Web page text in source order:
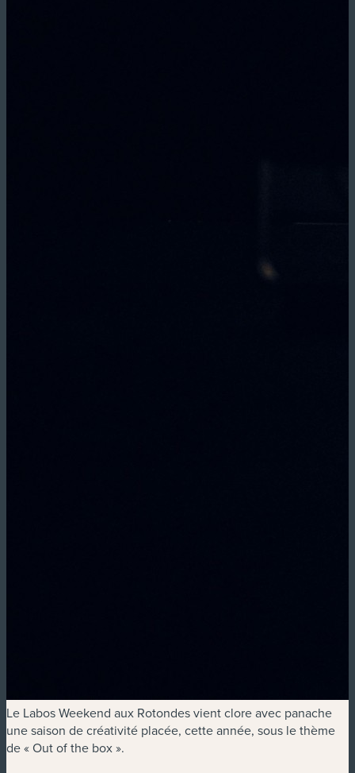
Le Labos Weekend aux Rotondes vient clore avec panache
une saison de créativité placée, cette année, sous le thème
de « Out of the box ».